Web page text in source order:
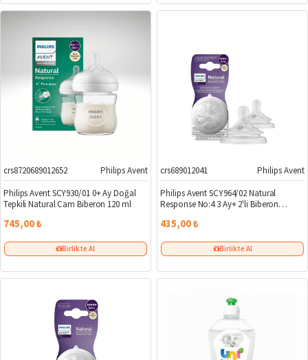
crs8720689012652
Philips Avent
Philips Avent SCY930/01 0+ Ay Doğal
Tepkili Natural Cam Biberon 120 ml
745,00 ₺
Birlikte Al
crs689012041
Philips Avent
Philips Avent SCY964/02 Natural
Response No:4 3 Ay+ 2'li Biberon
435,00 ₺
Birlikte Al